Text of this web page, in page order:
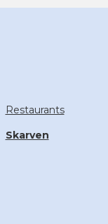
Restaurants
Skarven